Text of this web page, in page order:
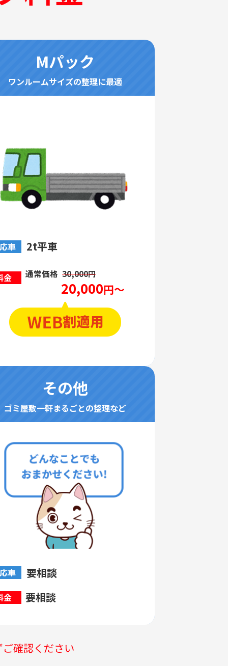
Mパック
ワンルームサイズの整理に最適
車 2t平車
金 通常価格 30,000円
20,000円～
その他
ゴミ屋敷一軒まるごとの整理など
車 要相談
金 要相談
確認ください